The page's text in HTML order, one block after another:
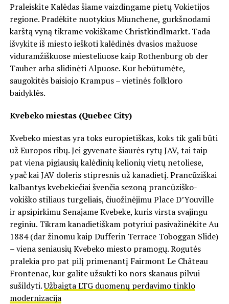
Praleiskite Kalėdas šiame vaizdingame pietų Vokietijos
regione. Pradėkite nuotykius Miunchene, gurkšnodami
karštą vyną tikrame vokiškame Christkindlmarkt. Tada
išvykite iš miesto ieškoti kalėdinės dvasios mažuose
viduramžiškuose miesteliuose kaip Rothenburg ob der
Tauber arba slidinėti Alpuose. Kur bebūtumėte,
saugokitės baisiojo Krampus – vietinės folkloro
baidyklės.
Kvebeko miestas (Quebec City)
Kvebeko miestas yra toks europietiškas, koks tik gali būti
už Europos ribų. Jei gyvenate šiaurės rytų JAV, tai taip
pat viena pigiausių kalėdinių kelionių vietų netoliese,
ypač kai JAV doleris stipresnis už kanadietį. Prancūziškai
kalbantys kvebekiečiai švenčia sezoną prancūziško-
vokiško stiliaus turgeliais, čiuožinėjimu Place D’Youville
ir apsipirkimu Senajame Kvebeke, kuris virsta svajingu
reginiu. Tikram kanadietiškam potyriui pasivažinėkite Au
1884 (dar žinomu kaip Dufferin Terrace Toboggan Slide)
– viena seniausių Kvebeko miesto pramogų. Rogutės
pralekia pro pat pilį primenantį Fairmont Le Château
Frontenac, kur galite užsukti ko nors skanaus pilvui
sušildyti.Užbaigta LTG duomenų perdavimo tinklo
modernizacija